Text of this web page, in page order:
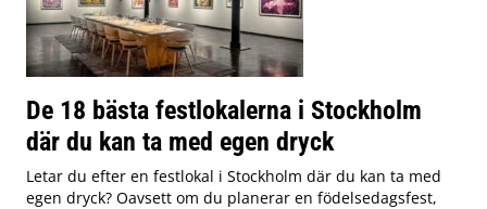
De 18 bästa festlokalerna i Stockholm
där du kan ta med egen dryck
Letar du efter en festlokal i Stockholm där du kan ta med
egen dryck? Oavsett om du planerar en födelsedagsfest,